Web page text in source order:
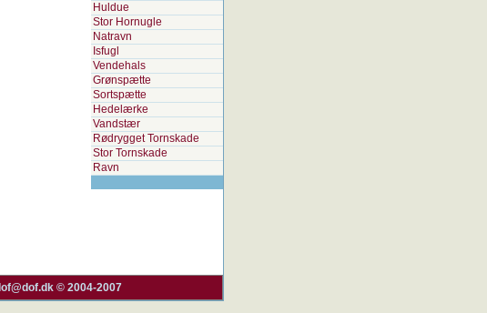
Huldue
Stor Hornugle
Natravn
Isfugl
Vendehals
Grønspætte
Sortspætte
Hedelærke
Vandstær
Rødrygget Tornskade
Stor Tornskade
Ravn
© 2004-2007